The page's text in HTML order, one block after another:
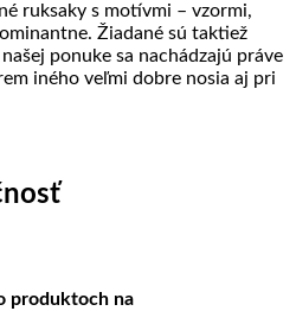
ruksaky s motívmi – vzormi,
Žiadané sú taktiež
ponuke sa nachádzajú práve
iného veľmi dobre nosia aj pri
produktoch na